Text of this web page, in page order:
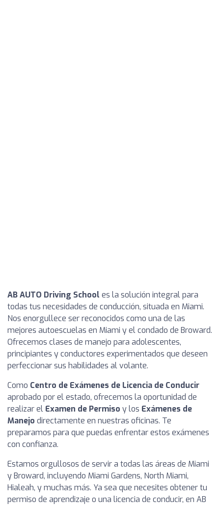
AB AUTO Driving School es la solución integral para
todas tus necesidades de conducción, situada en Miami.
Nos enorgullece ser reconocidos como una de las
mejores autoescuelas en Miami y el condado de Broward.
Ofrecemos clases de manejo para adolescentes,
principiantes y conductores experimentados que deseen
perfeccionar sus habilidades al volante.
Como Centro de Exámenes de Licencia de Conducir
aprobado por el estado, ofrecemos la oportunidad de
realizar el Examen de Permiso y los Exámenes de
Manejo directamente en nuestras oficinas. Te
preparamos para que puedas enfrentar estos exámenes
con confianza.
Estamos orgullosos de servir a todas las áreas de Miami
y Broward, incluyendo Miami Gardens, North Miami,
Hialeah, y muchas más. Ya sea que necesites obtener tu
permiso de aprendizaje o una licencia de conducir, en AB